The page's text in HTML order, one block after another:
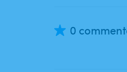
0